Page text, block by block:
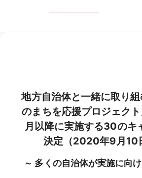
地方自治体と一緒に取り
のまちを応援プロジェク
月以降に実施する30のキ
決定（2020年9月10
～ 多くの自治体が実施に向